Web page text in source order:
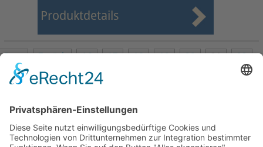
Produktdetails
Start Zurück 16 17 18 19 20 21
22
Seite 21 von 27
Mollenhauer Adresse